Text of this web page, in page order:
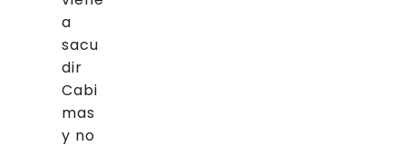
a
sacu
dir
Cabi
mas
y no